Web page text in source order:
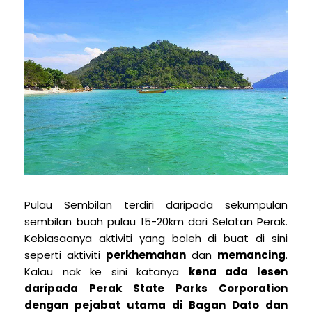
Pulau Sembilan terdiri daripada sekumpulan
sembilan buah pulau 15-20km dari Selatan Perak.
Kebiasaanya aktiviti yang boleh di buat di sini
seperti aktiviti perkhemahan dan memancing.
Kalau nak ke sini katanya kena ada lesen
daripada Perak State Parks Corporation
dengan pejabat utama di Bagan Dato dan